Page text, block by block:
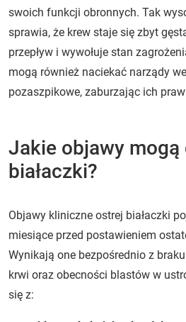
swoich funkcji obronnych. Tak
sprawia, że krew staje się zbyt
przepływ i wywołuje stan
mogą również naciekać narządy
pozaszpikowe, zaburzając ich
Jakie objawy mogą
białaczki?
Objawy kliniczne ostrej białaczki
miesiące przed postawieniem
Wynikają one bezpośrednio z
krwi oraz obecności blastów w
się z: